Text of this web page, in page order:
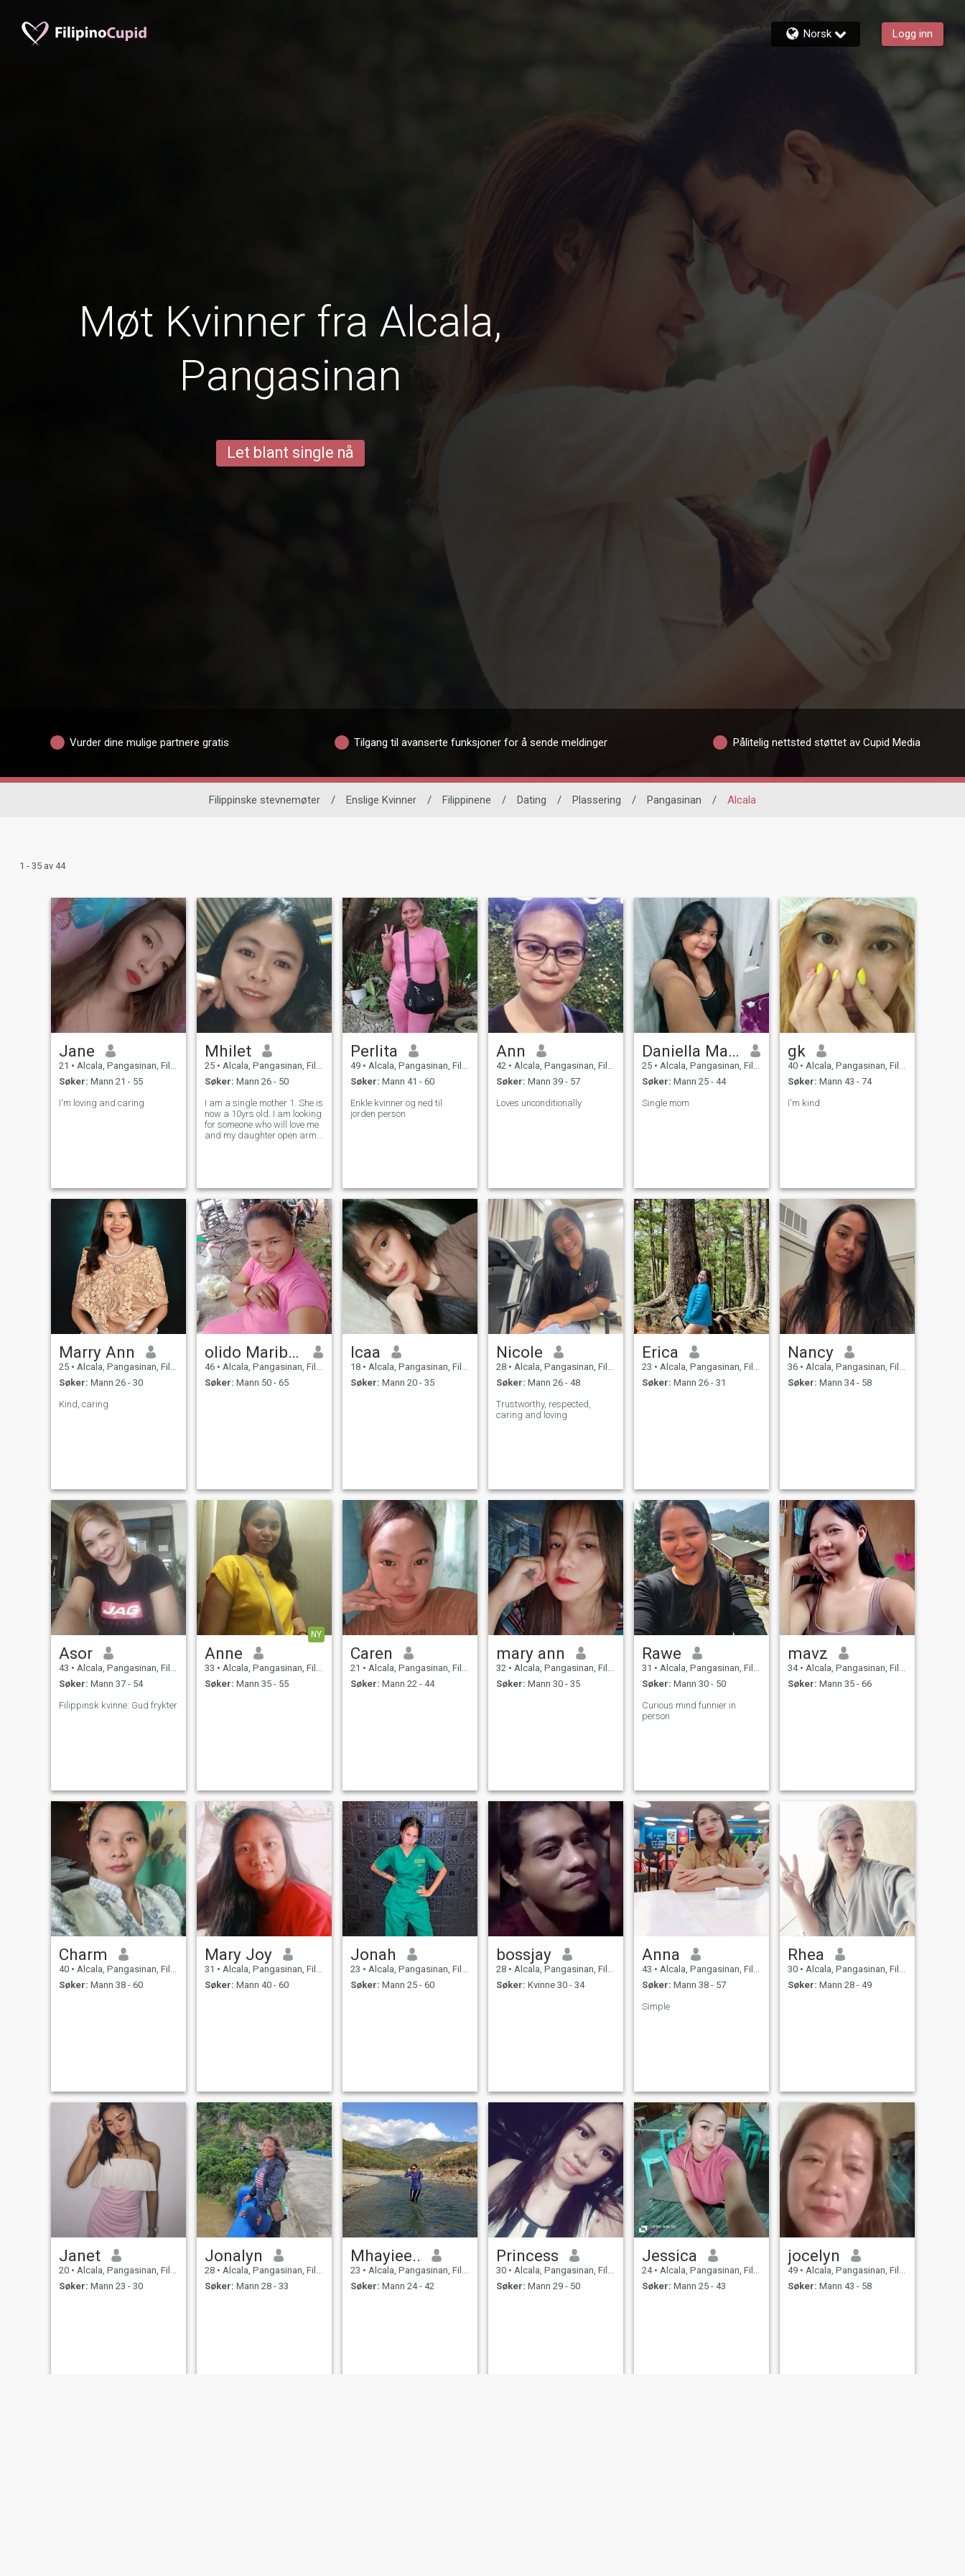
Norsk Logg inn
Møt Kvinner fra Alcala,
Pangasinan
Let blant single nå
Vurder dine mulige partnere gratis Tilgang til avanserte funksjoner for å sende meldinger Pålitelig nettsted støttet av Cupid Media
Filippinske stevnemøter / Enslige Kvinner / Filippinene / Dating / Plassering / Pangasinan / Alcala
1 - 35 av 44
Jane
21 • Alcala, Pangasinan, Filippinene
Søker: Mann 21 - 55
I'm loving and caring
Mhilet
25 • Alcala, Pangasinan, Filippinene
Søker: Mann 26 - 50
I am a single mother 1. She is
now a 10yrs old. I am looking
for someone who will love me
and my daughter open arms
Perlita
49 • Alcala, Pangasinan, Filippinene
Søker: Mann 41 - 60
Enkle kvinner og ned til
jorden person
Ann
42 • Alcala, Pangasinan, Filippinene
Søker: Mann 39 - 57
Loves unconditionally
Daniella Mae Narciso
25 • Alcala, Pangasinan, Filippinene
Søker: Mann 25 - 44
Single mom
gk
40 • Alcala, Pangasinan, Filippinene
Søker: Mann 43 - 74
I'm kind
Marry Ann
25 • Alcala, Pangasinan, Filippinene
Søker: Mann 26 - 30
Kind, caring
olido Maribel Paragas
46 • Alcala, Pangasinan, Filippinene
Søker: Mann 50 - 65
Icaa
18 • Alcala, Pangasinan, Filippinene
Søker: Mann 20 - 35
Nicole
28 • Alcala, Pangasinan, Filippinene
Søker: Mann 26 - 48
Trustworthy, respected,
caring and loving
Erica
23 • Alcala, Pangasinan, Filippinene
Søker: Mann 26 - 31
Nancy
36 • Alcala, Pangasinan, Filippinene
Søker: Mann 34 - 58
Asor
43 • Alcala, Pangasinan, Filippinene
Søker: Mann 37 - 54
Filippinsk kvinne: Gud frykter
NY
Anne
33 • Alcala, Pangasinan, Filippinene
Søker: Mann 35 - 55
Caren
21 • Alcala, Pangasinan, Filippinene
Søker: Mann 22 - 44
mary ann
32 • Alcala, Pangasinan, Filippinene
Søker: Mann 30 - 35
Rawe
31 • Alcala, Pangasinan, Filippinene
Søker: Mann 30 - 50
Curious mind funnier in
person
mavz
34 • Alcala, Pangasinan, Filippinene
Søker: Mann 35 - 66
Charm
40 • Alcala, Pangasinan, Filippinene
Søker: Mann 38 - 60
Mary Joy
31 • Alcala, Pangasinan, Filippinene
Søker: Mann 40 - 60
Jonah
23 • Alcala, Pangasinan, Filippinene
Søker: Mann 25 - 60
bossjay
28 • Alcala, Pangasinan, Filippinene
Søker: Kvinne 30 - 34
Anna
43 • Alcala, Pangasinan, Filippinene
Søker: Mann 38 - 57
Simple
Rhea
30 • Alcala, Pangasinan, Filippinene
Søker: Mann 28 - 49
Janet
20 • Alcala, Pangasinan, Filippinene
Søker: Mann 23 - 30
Jonalyn
28 • Alcala, Pangasinan, Filippinene
Søker: Mann 28 - 33
Mhayiee..
23 • Alcala, Pangasinan, Filippinene
Søker: Mann 24 - 42
Princess
30 • Alcala, Pangasinan, Filippinene
Søker: Mann 29 - 50
Jessica
24 • Alcala, Pangasinan, Filippinene
Søker: Mann 25 - 43
jocelyn
49 • Alcala, Pangasinan, Filippinene
Søker: Mann 43 - 58